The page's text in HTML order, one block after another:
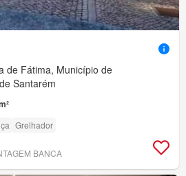
de Fátima, Município de
Santarém
Grelhador
BANCA